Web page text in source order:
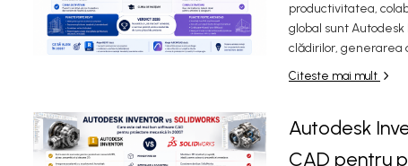
productivitatea,
global sunt
clădirilor, generarea
Citeste mai mult
Autodesk
CAD pentru